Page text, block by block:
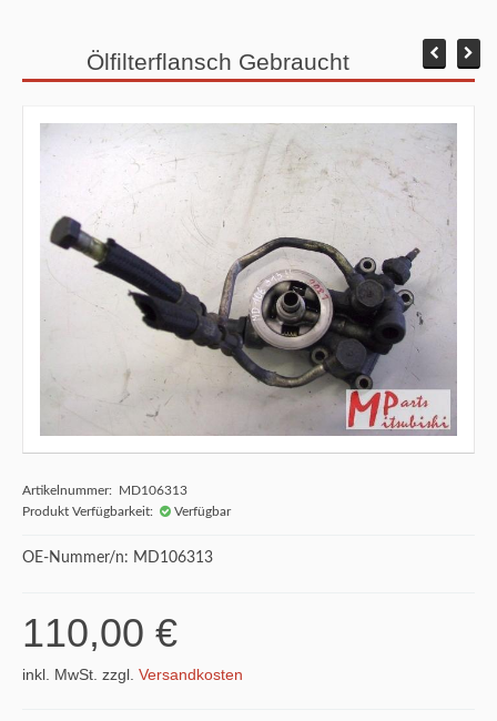
Ölfilterflansch Gebraucht
Artikelnummer: MD106313
Produkt Verfügbarkeit:
Verfügbar
OE-Nummer/n: MD106313
110,00 €
inkl. MwSt. zzgl. Versandkosten